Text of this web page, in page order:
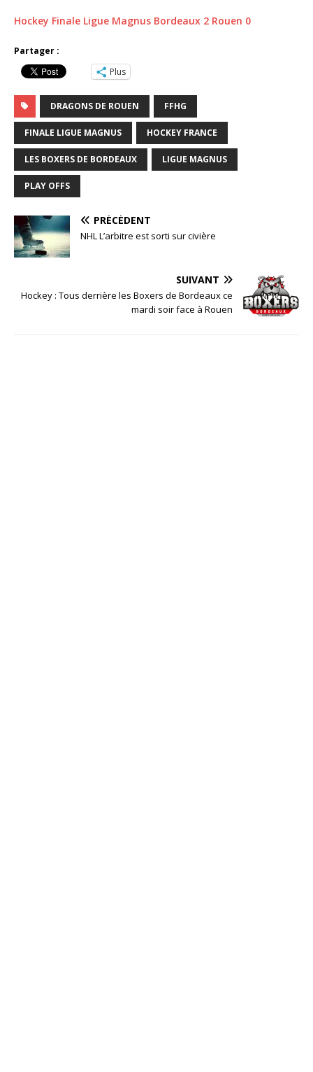
Hockey Finale Ligue Magnus Bordeaux 2 Rouen 0
Partager :
Plus
DRAGONS DE ROUEN FFHG
FINALE LIGUE MAGNUS HOCKEY FRANCE
LES BOXERS DE BORDEAUX LIGUE MAGNUS
PLAY OFFS
PRÉCÉDENT
NHL L’arbitre est sorti sur civière
SUIVANT
Hockey : Tous derrière les Boxers de Bordeaux ce
mardi soir face à Rouen